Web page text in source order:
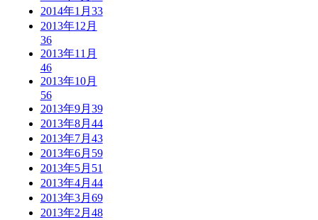
2014年1月 33
2013年12月
36
2013年11月
46
2013年10月
56
2013年9月 39
2013年8月 44
2013年7月 43
2013年6月 59
2013年5月 51
2013年4月 44
2013年3月 69
2013年2月 48